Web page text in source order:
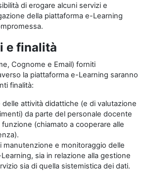
di erogare alcuni servizi e
della piattaforma e-Learning
e finalità
Cognome e Email) forniti
la piattaforma e-Learning saranno
finalità:
delle attività didattiche (e di valutazione
da parte del personale docente
(chiamato a cooperare alle
manutenzione e monitoraggio delle
sia in relazione alla gestione
sia di quella sistemistica dei dati.